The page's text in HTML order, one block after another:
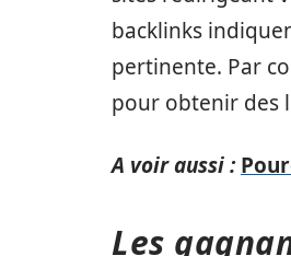
backlinks
pertinente. Par
pour obtenir des
A voir aussi :
Les